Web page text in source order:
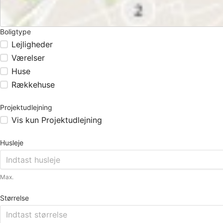
Boligtype
Lejligheder
Værelser
Huse
Rækkehuse
Projektudlejning
Vis kun Projektudlejning
Husleje
Max.
Størrelse